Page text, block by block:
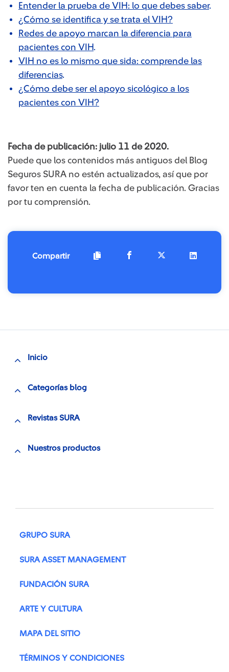
Entender la prueba de VIH: lo que debes saber.
¿Cómo se identifica y se trata el VIH?
Redes de apoyo marcan la diferencia para
pacientes con VIH.
VIH no es lo mismo que sida: comprende las
diferencias.
¿Cómo debe ser el apoyo sicológico a los
pacientes con VIH?
Fecha de publicación: julio 11 de 2020.
Puede que los contenidos más antiguos del Blog
Seguros SURA no estén actualizados, así que por
favor ten en cuenta la fecha de publicación. Gracias
por tu comprensión.​
Compartir
Inicio
Categorías blog
Revistas SURA
Nuestros productos
GRUPO SURA
SURA ASSET MANAGEMENT
FUNDACIÓN SURA
ARTE Y CULTURA
MAPA DEL SITIO
TÉRMINOS Y CONDICIONES